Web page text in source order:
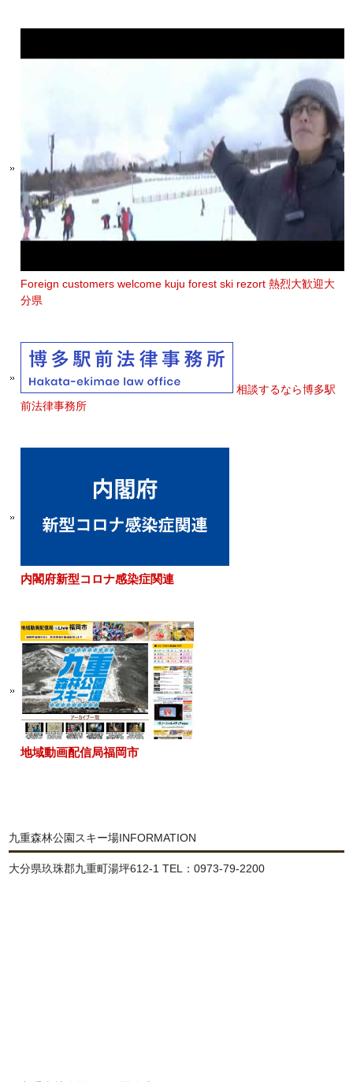
Foreign customers welcome kuju forest ski rezort 熱烈大歓迎大
分県
相談するなら博多駅
前法律事務所
内閣府新型コロナ感染症関連
地域動画配信局福岡市
九重森林公園スキー場INFORMATION
大分県玖珠郡九重町湯坪612-1 TEL：0973-79-2200